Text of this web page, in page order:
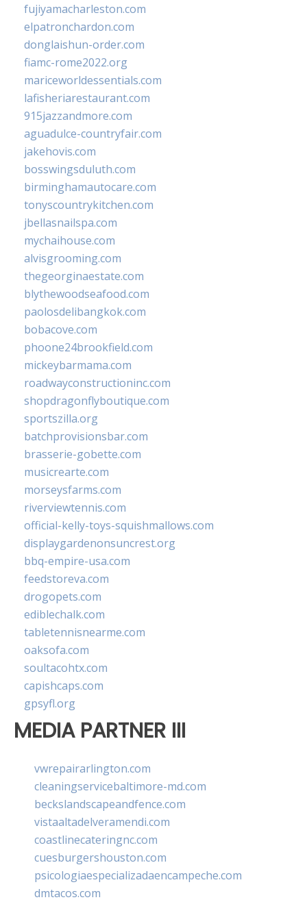
fujiyamacharleston.com
elpatronchardon.com
donglaishun-order.com
fiamc-rome2022.org
mariceworldessentials.com
lafisheriarestaurant.com
915jazzandmore.com
aguadulce-countryfair.com
jakehovis.com
bosswingsduluth.com
birminghamautocare.com
tonyscountrykitchen.com
jbellasnailspa.com
mychaihouse.com
alvisgrooming.com
thegeorginaestate.com
blythewoodseafood.com
paolosdelibangkok.com
bobacove.com
phoone24brookfield.com
mickeybarmama.com
roadwayconstructioninc.com
shopdragonflyboutique.com
sportszilla.org
batchprovisionsbar.com
brasserie-gobette.com
musicrearte.com
morseysfarms.com
riverviewtennis.com
official-kelly-toys-squishmallows.com
displaygardenonsuncrest.org
bbq-empire-usa.com
feedstoreva.com
drogopets.com
ediblechalk.com
tabletennisnearme.com
oaksofa.com
soultacohtx.com
capishcaps.com
gpsyfl.org
MEDIA PARTNER III
vwrepairarlington.com
cleaningservicebaltimore-md.com
beckslandscapeandfence.com
vistaaltadelveramendi.com
coastlinecateringnc.com
cuesburgershouston.com
psicologiaespecializadaencampeche.com
dmtacos.com